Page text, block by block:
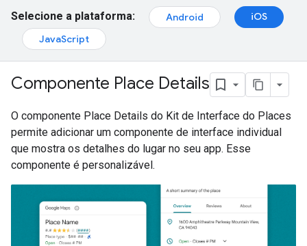
Selecione a plataforma: Android
iOS
JavaScript
Componente Place Details
O componente Place Details do Kit de Interface do Places
permite adicionar um componente de interface individual
que mostra os detalhes do lugar no seu app. Esse
componente é personalizável.